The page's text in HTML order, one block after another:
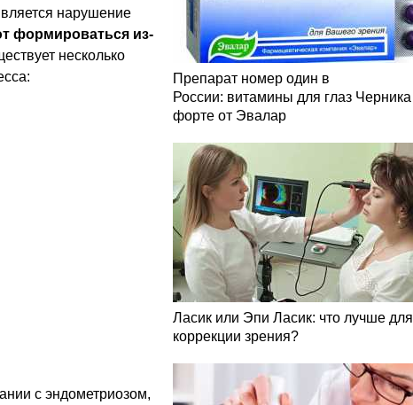
нарушение
формироваться из-
несколько
с эндометриозом,
Препарат номер один в
России: витамины для глаз Черника
форте от Эвалар
Ласик или Эпи Ласик: что лучше для
коррекции зрения?